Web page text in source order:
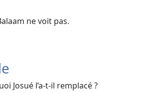
ne voit pas.
Josué l’a-t-il remplacé ?